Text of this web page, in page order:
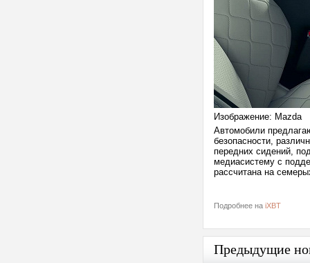
Изображение: Mazda
Автомобили
безопасности,
передних сидений,
медиасистему с
рассчитана на
Подробнее на iXBT
Предыдущие